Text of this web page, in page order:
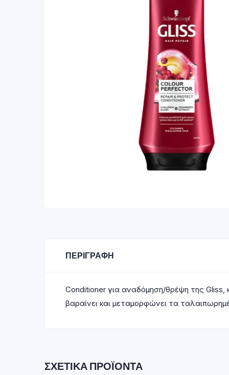
ΠΕΡΙΓΡΑΦΉ
Conditioner για αναδόμηση/θρέψη της
βαραίνει και μεταμορφώνει τα
ΣΧΕΤΙΚΆ ΠΡΟΪΌΝΤΑ